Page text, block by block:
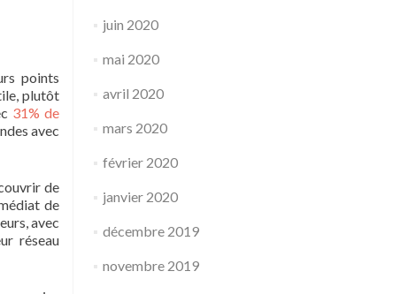
points
plutôt
31% de
avec
de
de
avec
réseau
juin 2020
mai 2020
avril 2020
mars 2020
février 2020
janvier 2020
décembre 2019
novembre 2019